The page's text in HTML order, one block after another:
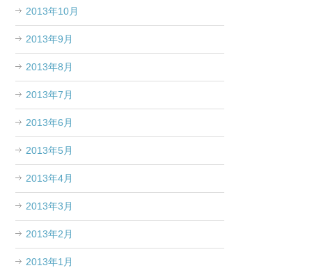
2013年10月
2013年9月
2013年8月
2013年7月
2013年6月
2013年5月
2013年4月
2013年3月
2013年2月
2013年1月